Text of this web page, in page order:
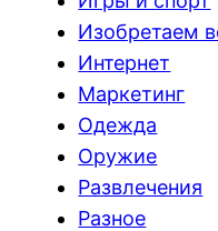
Изобретаем
Интернет
Маркетинг
Одежда
Оружие
Развлечения
Разное